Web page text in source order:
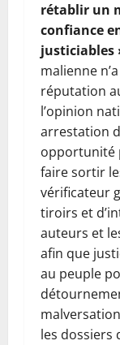
rétablir un
confiance
justiciables
malienne
réputation
l’opinion
arrestation
opportunité
faire sortir
vérificateur
tiroirs et
auteurs et
afin que
au peuple
les dossiers